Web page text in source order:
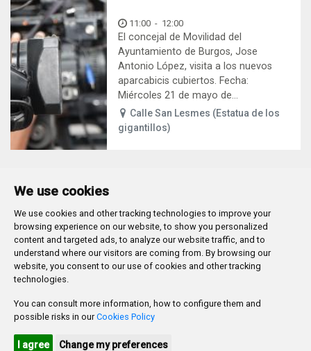
We use cookies
We use cookies and other tracking technologies to improve your
browsing experience on our website, to show you personalized
content and targeted ads, to analyze our website traffic, and to
understand where our visitors are coming from. By browsing our
website, you consent to our use of cookies and other tracking
technologies.
You can consult more information, how to configure them and
possible risks in ourCookies Policy
I agree Change my preferences
11:00 - 12:00
El concejal de Movilidad del
Ayuntamiento de Burgos, Jose
Antonio López, visita a los nuevos
aparcabicis cubiertos. Fecha:
Miércoles 21 de mayo de...
Calle San Lesmes (Estatua de los
gigantillos)
Plaza Mayor 1 - 09071BURGOS
947 288 800 CIF: P-0906100-C
CONTACTO | AVISOS, QUEJAS Y SUGERENCIAS
CANAL DE DENUNCIAS
PROMUEVE BURGOS